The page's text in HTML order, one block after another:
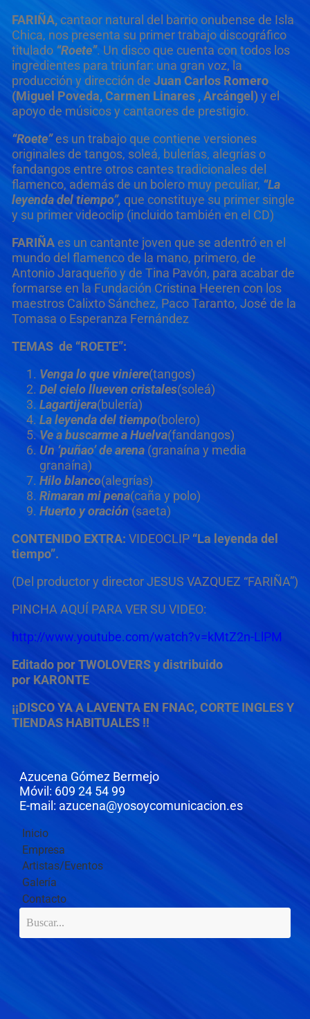
FARIÑA,cantaor natural del barrio onubense de Isla
Chica, nos presenta su primer trabajo discográfico
titulado “Roete”. Un disco que cuenta con todos los
ingredientes para triunfar: una gran voz, la
producción y dirección de Juan Carlos Romero
(Miguel Poveda, Carmen Linares , Arcángel) y el
apoyo de músicos y cantaores de prestigio.
“Roete”es un trabajo que contiene versiones
originales de tangos, soleá, bulerías, alegrías o
fandangos entre otros cantes tradicionales del
flamenco, además de un bolero muy peculiar, “La
leyenda del tiempo”, que constituye su primer single
y su primer videoclip (incluido también en el CD)
FARIÑAes un cantante joven que se adentró en el
mundo del flamenco de la mano, primero, de
Antonio Jaraqueño y de Tina Pavón, para acabar de
formarse en la Fundación Cristina Heeren con los
maestros Calixto Sánchez, Paco Taranto, José de la
Tomasa o Esperanza Fernández
TEMAS de “ROETE”:
Venga lo que viniere(tangos)
Del cielo llueven cristales(soleá)
Lagartijera(bulería)
La leyenda del tiempo(bolero)
Ve a buscarme a Huelva(fandangos)
Un ‘puñao’ de arena (granaína y media
granaína)
Hilo blanco(alegrías)
Rimaran mi pena(caña y polo)
Huerto y oración (saeta)
CONTENIDO EXTRA: VIDEOCLIP“La leyenda del
tiempo”.
(Del productor y director JESUS VAZQUEZ “FARIÑA”)
PINCHA AQUÍ PARA VER SU VIDEO:
http://www.youtube.com/watch?v=kMtZ2n-LlPM
Editado por TWOLOVERS y distribuido
por KARONTE
¡¡DISCO YA A LAVENTA EN FNAC, CORTE INGLES Y
TIENDAS HABITUALES !!
Azucena Gómez Bermejo
Móvil: 609 24 54 99
E-mail: azucena@yosoycomunicacion.es
Inicio
Empresa
Artistas/Eventos
Galería
Contacto